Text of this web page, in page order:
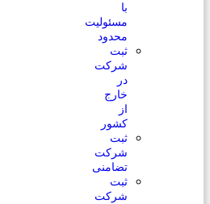
با
مسئولیت
محدود
ثبت
شرکت
در
خارج
از
کشور
ثبت
شرکت
تضامنی
ثبت
شرکت